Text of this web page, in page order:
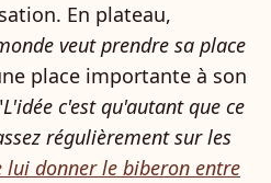
En plateau,
veut prendre sa place
place importante à son
L'idée c'est qu'autant que ce
régulièrement sur les
lui donner le biberon entre